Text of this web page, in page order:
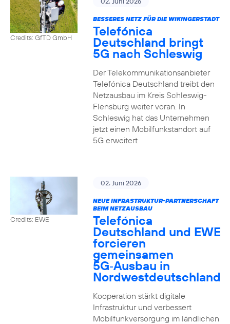
Credits: GfTD GmbH
BESSERES NETZ FÜR DIE WIKINGERSTADT
Telefónica
Deutschland bringt
5G nach Schleswig
Der Telekommunikationsanbieter
Telefónica Deutschland treibt den
Netzausbau im Kreis Schleswig-
Flensburg weiter voran. In
Schleswig hat das Unternehmen
jetzt einen Mobilfunkstandort auf
5G erweitert
Credits: EWE
02. Juni 2026
NEUE INFRASTRUKTUR-PARTNERSCHAFT
BEIM NETZAUSBAU
Telefónica
Deutschland und EWE
forcieren
gemeinsamen
5G‑Ausbau in
Nordwestdeutschland
Kooperation stärkt digitale
Infrastruktur und verbessert
Mobilfunkversorgung im ländlichen